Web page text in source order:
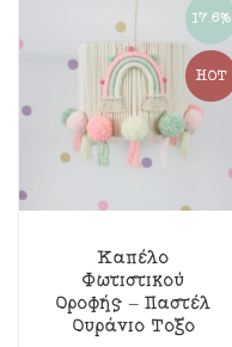
17.6%
HOT
Καπέλο
Φωτιστικού
Οροφής – Παστέλ
Ουράνιο Τόξο